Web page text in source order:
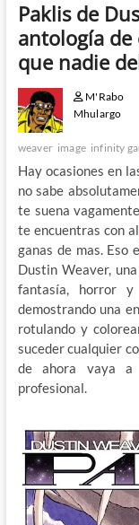
Paklis de
antología
que nadie
M'Rabo
Mhulargo
weaver image infinity
Hay ocasiones en
no sabe
te suena
te encuentras con
ganas de mas. Eso
Dustin Weaver,
fantasía, horror
demostrando una
rotulando y
suceder cualquier
de ahora vaya a
profesional.